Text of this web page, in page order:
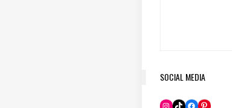
SOCIAL MEDIA
Instagram
TikTokFacebookPinterest